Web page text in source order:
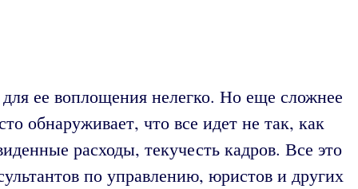
ее воплощения нелегко. Но еще сложнее
обнаруживает, что все идет не так, как
расходы, текучесть кадров. Все это
по управлению, юристов и других